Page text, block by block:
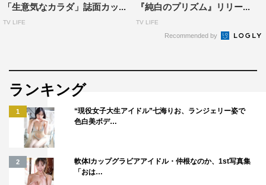
「生意気なカラダ」誌面カッ...
TV LIFE
『純白のプリズム』リリー...
TV LIFE
Recommended by
ランキング
1
“現役女子大生アイドル”七海りお、ランジェリー姿で
色白美ボデ…
2
軟体Iカップグラビアアイドル・仲根なのか、1st写真集
「おは…